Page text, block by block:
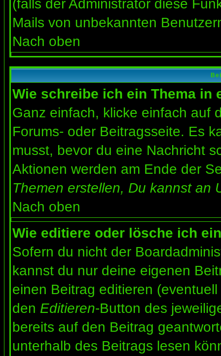
(falls der Administrator diese
Mails von unbekannten
Nach oben
Wie schreibe ich ein Thema in
Ganz einfach, klicke einfach auf
Forums- oder Beitragsseite. Es
musst, bevor du eine Nachricht
Aktionen werden am Ende der
Themen erstellen, Du kannst an
Nach oben
Wie editiere oder lösche ich
Sofern du nicht der
kannst du nur deine eigenen
einen Beitrag editieren
den Editieren-Button des
bereits auf den Beitrag
unterhalb des Beitrags lesen